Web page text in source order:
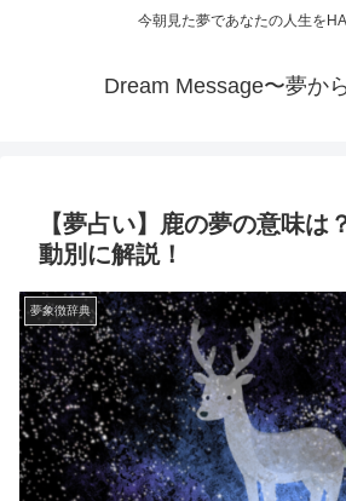
今朝見た夢であなたの人生を
Dream Message〜夢か
【夢占い】鹿の夢の意味は
動別に解説！
夢象徴辞典